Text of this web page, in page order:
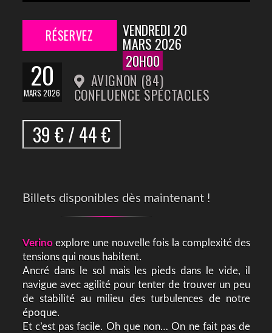
RÉSERVEZ
20
MARS 2026
VENDREDI 20
MARS 2026
20H00
AVIGNON (84)
CONFLUENCE SPECTACLES
39 € / 44 €
Billets disponibles dès maintenant !
Verinoexplore une nouvelle fois la complexité des
tensions qui nous habitent.
Ancré dans le sol mais les pieds dans le vide, il
navigue avec agilité pour tenter de trouver un peu
de stabilité au milieu des turbulences de notre
époque.
Et c’est pas facile. Oh que non… On ne fait pas de